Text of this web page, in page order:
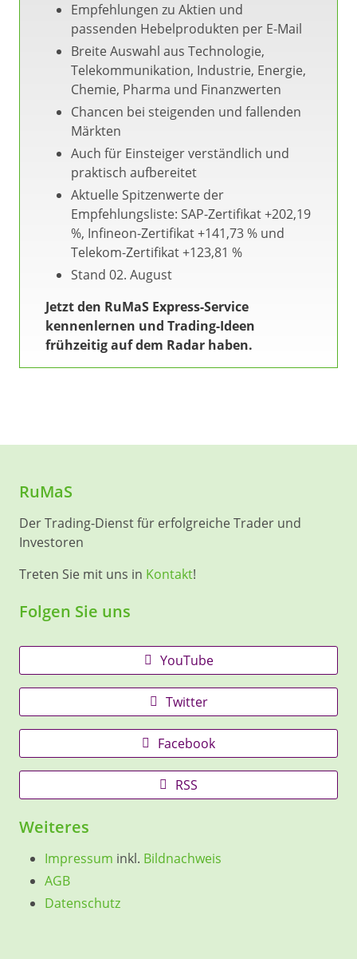
Empfehlungen zu Aktien und
passenden Hebelprodukten per E-Mail
Breite Auswahl aus Technologie,
Telekommunikation, Industrie, Energie,
Chemie, Pharma und Finanzwerten
Chancen bei steigenden und fallenden
Märkten
Auch für Einsteiger verständlich und
praktisch aufbereitet
Aktuelle Spitzenwerte der
Empfehlungsliste: SAP-Zertifikat +202,19
%, Infineon-Zertifikat +141,73 % und
Telekom-Zertifikat +123,81 %
Stand 02. August
Jetzt den RuMaS Express-Service
kennenlernen und Trading-Ideen
frühzeitig auf dem Radar haben.
RuMaS
Der Trading-Dienst für erfolgreiche Trader und
Investoren
Treten Sie mit uns in Kontakt!
Folgen Sie uns
YouTube
Twitter
Facebook
RSS
Weiteres
Impressum inkl. Bildnachweis
AGB
Datenschutz